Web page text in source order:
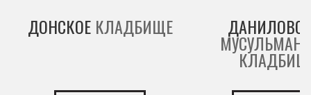
ДОНСКОЕКЛАДБИЩЕ